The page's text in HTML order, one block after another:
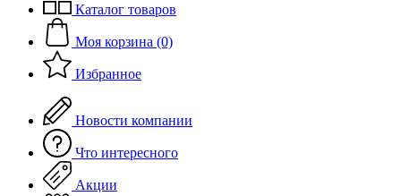
Каталог товаров
Моя корзина (0)
Избранное
Новости компании
Что интересного
Акции